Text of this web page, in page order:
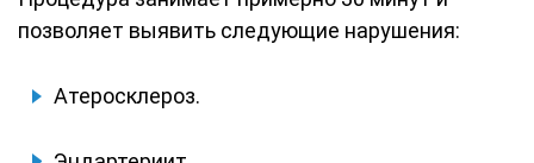
позволяет выявить следующие нарушения:
Атеросклероз.